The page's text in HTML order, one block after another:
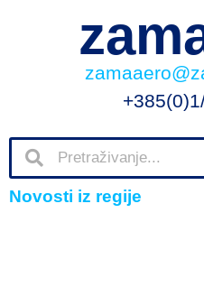
Novosti iz regije